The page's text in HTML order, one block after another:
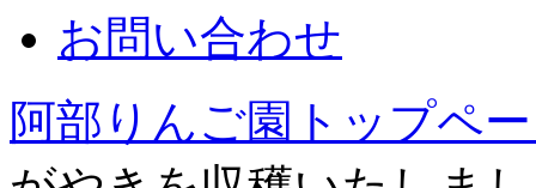
お問い合わせ
阿部りんご園トップペ